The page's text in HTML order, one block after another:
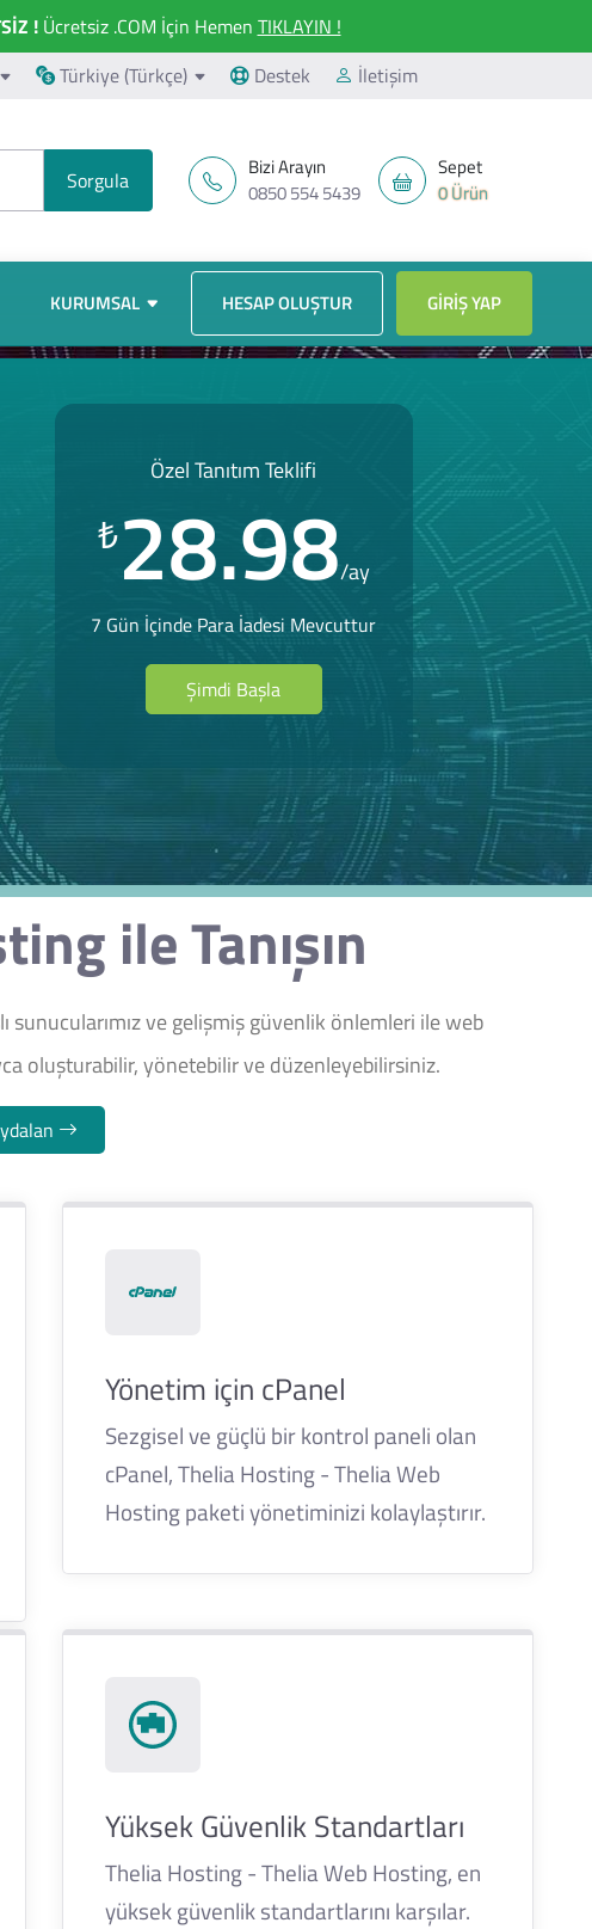
!Ücretsiz .COM İçin Hemen TIKLAYIN !
Türkiye (Türkçe) Destek İletişim
Bizi Arayın
0850 554 5439
Sepet
0 Ürün
KURUMSAL HESAP OLUŞTUR GIRIŞ YAP
Özel Tanıtım Teklifi
₺28.98/ay
7 Gün İçinde Para İadesi Mevcuttur
Şimdi Başla
ile Tanışın
ve gelişmiş güvenlik önlemleri ile web
oluşturabilir, yönetebilir ve düzenleyebilirsiniz.
Yönetim için cPanel
Sezgisel ve güçlü bir kontrol paneli olan
cPanel, Thelia Hosting - Thelia Web
Hosting paketi yönetiminizi kolaylaştırır.
Yüksek Güvenlik Standartları
Thelia Hosting - Thelia Web Hosting, en
yüksek güvenlik standartlarını karşılar.